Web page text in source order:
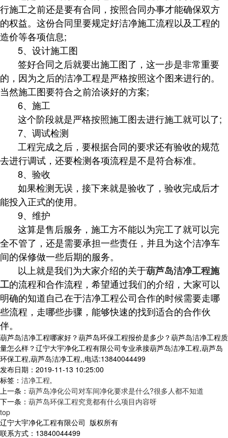
行施工之前还是要有合同，按照合同办事才能确保双方
的权益。这份合同里要规定好洁净施工流程以及工程的
造价等各项信息;
5、设计施工图
签好合同之后就要出施工图了，这一步是非常重要
的，因为之后的洁净工程是严格按照这个图来进行的。
当然施工图要符合之前洽谈好的方案;
6、施工
这个阶段就是严格按照施工图去进行施工就可以了;
7、调试检测
工程完成之后，要根据合同的要求还有验收的规范
去进行调试，还要检测各项流程是不是符合标准。
8、验收
如果检测无误，接下来就是验收了，验收完成后才
能投入正式的使用。
9、维护
这算是售后服务，施工方不能以为完工了就可以完
全不管了，还是需要承担一些责任，并且为这个洁净车
间的保修做一些后期的服务。
以上就是我们为大家介绍的关于葫芦岛洁净工程施
工的流程和合作流程，希望通过我们的介绍，大家可以
明确的知道自己在于洁净工程公司合作的时候需要走哪
些流程，走哪些步骤，能够快速的找到适合的合作伙
伴。
葫芦岛洁净工程哪家好？葫芦岛环保工程报价是多少？葫芦岛洁净工程质
量怎么样？辽宁大宇净化工程有限公司专业承接葫芦岛洁净工程,葫芦岛
环保工程,葫芦岛洁净工程,,电话:13840044499
发布日期：2019-11-13 10:25:00
标签： 洁净工程,
上一条： 葫芦岛净化公司对车间净化要求是什么?很多人都不知道
下一条： 葫芦岛环保工程究竟都有什么项目内容呀
top
辽宁大宇净化工程有限公司 版权所有
联系方式：13840044499